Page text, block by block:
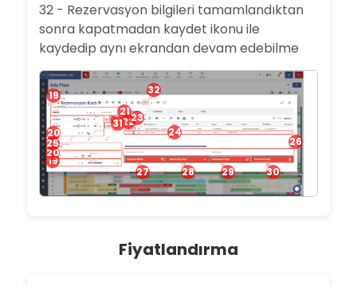
32 - Rezervasyon bilgileri tamamlandıktan
sonra kapatmadan kaydet ikonu ile
kaydedip aynı ekrandan devam edebilme
19
19
20
20
21
2223
24
25
26
27 28 29 30
31
32
Fiyatlandırma